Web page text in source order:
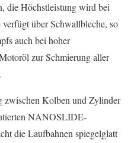
die Höchstleistung wird bei
über Schwallbleche, so
auch bei hoher
zur Schmierung aller
zwischen Kolben und Zylinder
NANOSLIDE-
die Laufbahnen spiegelglatt